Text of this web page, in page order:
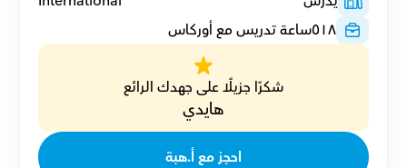
٥١٨ساعة تدريس مع أوركاس
شكرًا جزيلًا على جهدك الرائع
هايدي
احجز مع أ.هبة